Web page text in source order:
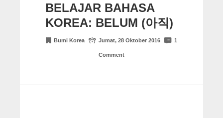
BELAJAR BAHASA
KOREA: BELUM (아직)
Bumi Korea Jumat, 28 Oktober 2016 1
Comment